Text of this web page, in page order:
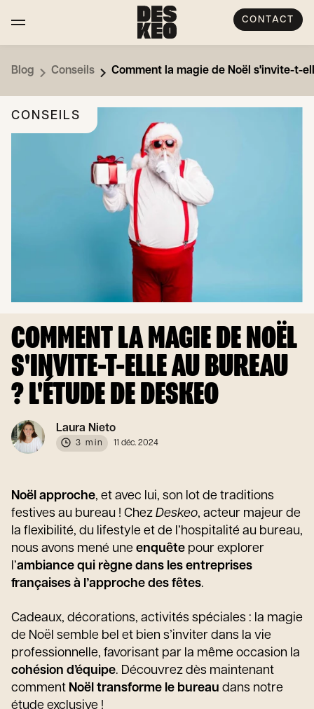
CONTACT
Blog Conseils Comment la magie de Noël s'invite-t-
CONSEILS
COMMENT LA MAGIE DE NOËL
S'INVITE-T-ELLE AU BUREAU
? L'ÉTUDE DE DESKEO
Laura Nieto
3 min 11 déc. 2024
Noël approche, et avec lui, son lot de traditions
festives au bureau ! Chez Deskeo, acteur majeur de
la flexibilité, du lifestyle et de l’hospitalité au bureau,
nous avons mené une enquête pour explorer
l’ambiance qui règne dans les entreprises
françaises à l’approche des fêtes.
Cadeaux, décorations, activités spéciales : la magie
de Noël semble bel et bien s’inviter dans la vie
professionnelle, favorisant par la même occasion la
cohésion d’équipe. Découvrez dès maintenant
comment Noël transforme le bureau dans notre
étude exclusive !